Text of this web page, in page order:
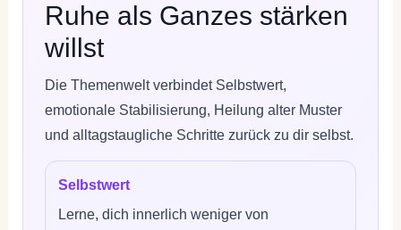
Ruhe als Ganzes stärken
willst
Die Themenwelt verbindet Selbstwert,
emotionale Stabilisierung, Heilung alter Muster
und alltagstaugliche Schritte zurück zu dir selbst.
Selbstwert
Lerne, dich innerlich weniger von